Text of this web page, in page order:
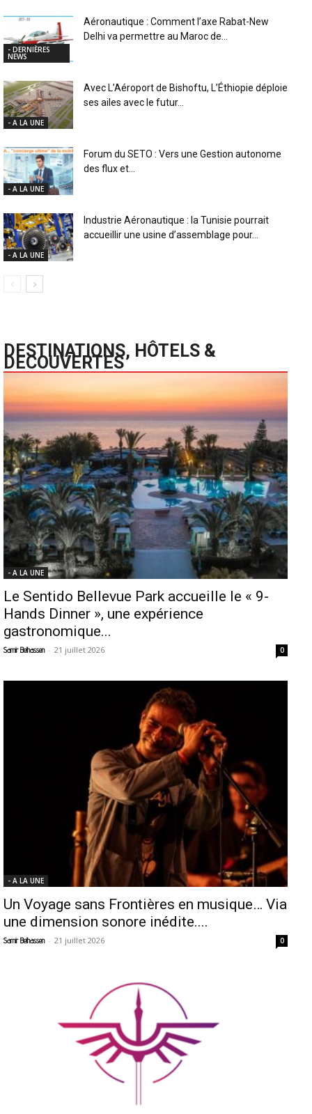
- DERNIÈRES
NEWS
Aéronautique : Comment l’axe Rabat-New
Delhi va permettre au Maroc de...
- A LA UNE
Avec L’Aéroport de Bishoftu, L’Éthiopie déploie
ses ailes avec le futur...
- A LA UNE
Forum du SETO : Vers une Gestion autonome
des flux et...
- A LA UNE
Industrie Aéronautique : la Tunisie pourrait
accueillir une usine d’assemblage pour...
DESTINATIONS, HÔTELS &
DECOUVERTES
- A LA UNE
Le Sentido Bellevue Park accueille le « 9-
Hands Dinner », une expérience
gastronomique...
Samir Belhassen - 21 juillet 2026 0
- A LA UNE
Un Voyage sans Frontières en musique… Via
une dimension sonore inédite....
Samir Belhassen - 21 juillet 2026 0